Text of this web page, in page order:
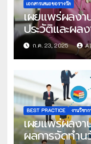
เอกสารเสนอขอรางวัล
เผยแพร่ผลงา
ประวัติและผล
โครงการครูดี
ครั้งที่ 22
ก.ค. 23, 2025
BEST PRACTICE งานวิชาก
เผยแพร่ผลงา
ผลการจัดทำน